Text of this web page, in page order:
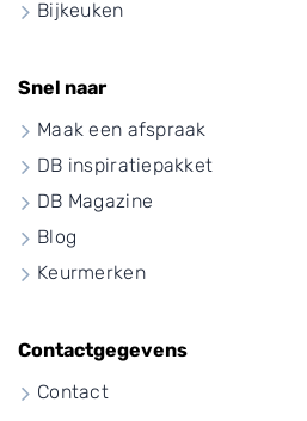
Bijkeuken
Snel naar
Maak een afspraak
DB inspiratiepakket
DB Magazine
Blog
Keurmerken
Contactgegevens
Contact